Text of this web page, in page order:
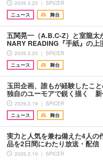
2026.3.23 ｜ SPICER
ニュース
舞台
五関晃一（A.B.C-Z）と室龍
NARY READING『手紙』の上
2026.2.20 ｜ SPICER
ニュース
舞台
玉田企画、誰もが経験したこ
独自のユーモアで鋭く描く
2026.2.19 ｜ SPICER
ニュース
舞台
実力と人気を兼ね備えた4人の
品を2日間にわたり放送・配信
2026.2.10 ｜ SPICER